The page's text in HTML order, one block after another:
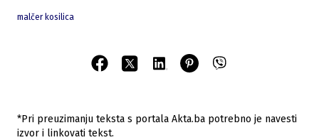
malčer kosilica
*Pri preuzimanju teksta s portala Akta.ba potrebno je navesti
izvor i linkovati tekst.